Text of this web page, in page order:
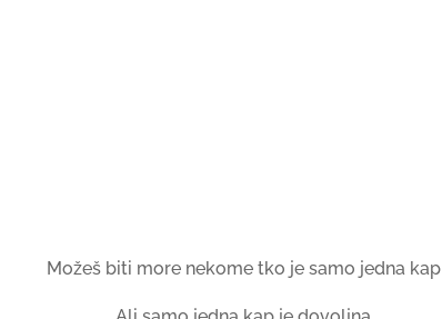
Možeš biti more nekome tko je samo jedna kap